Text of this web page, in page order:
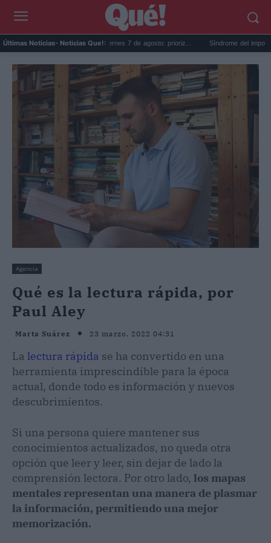
Últimas Noticias- Noticias Que!:
Horóscopo de Leo hoy, viernes 7 de agosto: prioriz... Síndrome del impostor
Agencia
Qué es la lectura rápida, por
Paul Aley
Marta Suárez 23 marzo, 2022 04:31
La lectura rápida se ha convertido en una
herramienta imprescindible para la época
actual, donde todo es información y nuevos
descubrimientos.
Si una persona quiere mantener sus
conocimientos actualizados, no queda otra
opción que leer y leer, sin dejar de lado la
comprensión lectora. Por otro lado, los mapas
mentales representan una manera de plasmar
la información, permitiendo una mejor
memorización.